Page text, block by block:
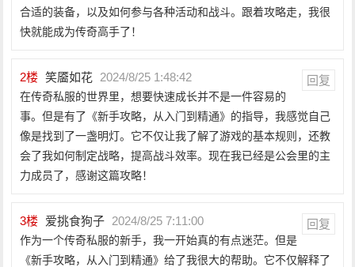
合适的装备，以及如何参与各种活动和战斗。跟着攻略走，我很
快就能成为传奇高手了！
2楼 笑靥如花 2024/8/25 1:48:42 回复
在传奇私服的世界里，想要快速成长并不是一件容易的
事。但是有了《新手攻略，从入门到精通》的指导，我感觉自己
像是找到了一盏明灯。它不仅让我了解了游戏的基本规则，还教
会了我如何制定战略，提高战斗效率。现在我已经是公会里的主
力成员了，感谢这篇攻略！
3楼 爱挑食狗子 2024/8/25 7:11:00 回复
作为一个传奇私服的新手，我一开始真的有点迷茫。但是
《新手攻略，从入门到精通》给了我很大的帮助。它不仅解释了